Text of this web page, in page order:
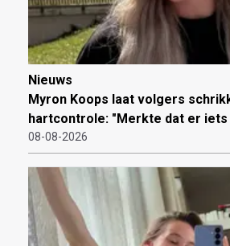
Nieuws
Myron Koops laat volgers
hartcontrole: "Merkte dat er
08-08-2026